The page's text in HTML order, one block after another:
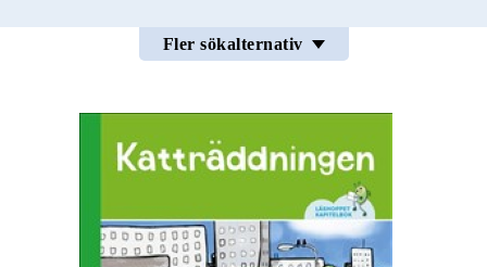
Fler sökalternativ